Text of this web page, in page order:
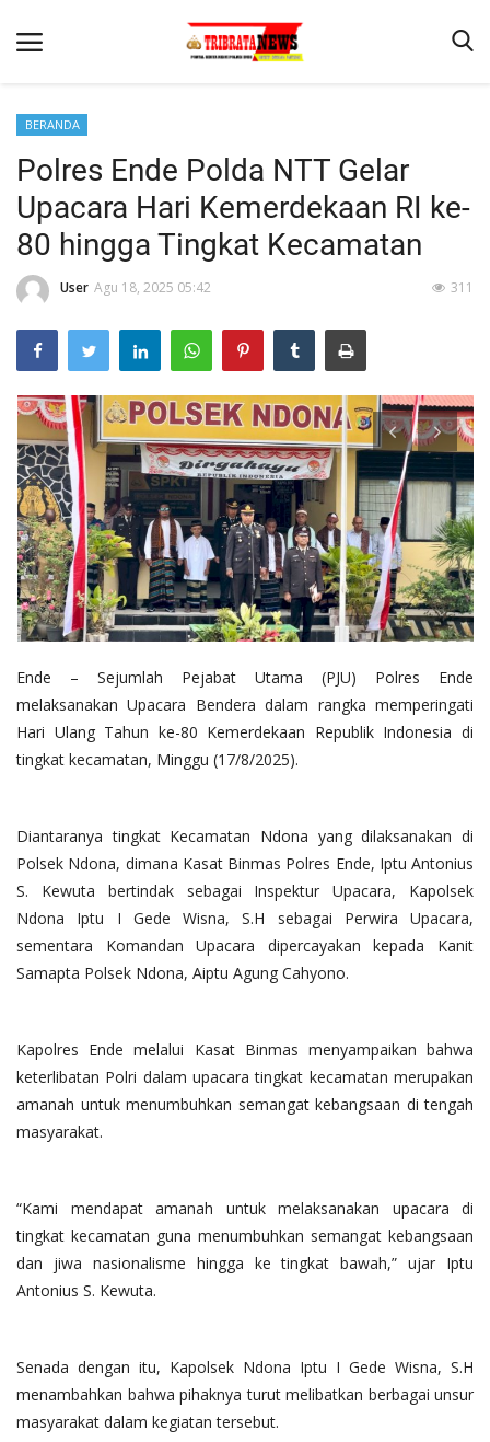
Beranda
Terms & Conditions
Binkam
Lantas
Giat Ops
Polisi Kita
BERANDA
Polres Ende Polda NTT Gelar
Upacara Hari Kemerdekaan RI ke-
80 hingga Tingkat Kecamatan
User Agu 18, 2025 05:42 311
Ende – Sejumlah Pejabat Utama (PJU) Polres Ende
melaksanakan Upacara Bendera dalam rangka memperingati
Hari Ulang Tahun ke-80 Kemerdekaan Republik Indonesia di
tingkat kecamatan, Minggu (17/8/2025).
Diantaranya tingkat Kecamatan Ndona yang dilaksanakan di
Polsek Ndona, dimana Kasat Binmas Polres Ende, Iptu Antonius
S. Kewuta bertindak sebagai Inspektur Upacara, Kapolsek
Ndona Iptu I Gede Wisna, S.H sebagai Perwira Upacara,
sementara Komandan Upacara dipercayakan kepada Kanit
Samapta Polsek Ndona, Aiptu Agung Cahyono.
Kapolres Ende melalui Kasat Binmas menyampaikan bahwa
keterlibatan Polri dalam upacara tingkat kecamatan merupakan
amanah untuk menumbuhkan semangat kebangsaan di tengah
masyarakat.
“Kami mendapat amanah untuk melaksanakan upacara di
tingkat kecamatan guna menumbuhkan semangat kebangsaan
dan jiwa nasionalisme hingga ke tingkat bawah,” ujar Iptu
Antonius S. Kewuta.
Senada dengan itu, Kapolsek Ndona Iptu I Gede Wisna, S.H
menambahkan bahwa pihaknya turut melibatkan berbagai unsur
masyarakat dalam kegiatan tersebut.